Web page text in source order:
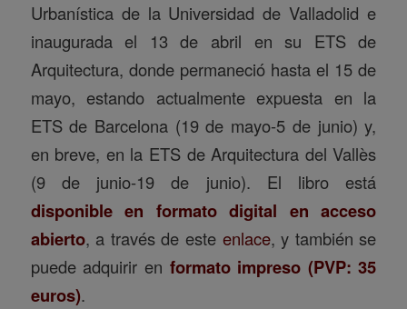
Urbanística de la Universidad de Valladolid e
inaugurada el 13 de abril en su ETS de
Arquitectura, donde permaneció hasta el 15 de
mayo, estando actualmente expuesta en la
ETS de Barcelona (19 de mayo-5 de junio) y,
en breve, en la ETS de Arquitectura del Vallès
(9 de junio-19 de junio). El libro está
disponible en formato digital en acceso
abierto, a través de este enlace, y también se
puede adquirir en formato impreso (PVP: 35
euros).